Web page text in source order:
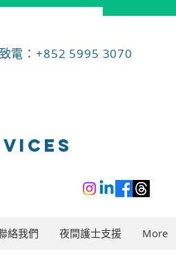
電：+852 5995 3070
絡我們 夜間護士支援 More